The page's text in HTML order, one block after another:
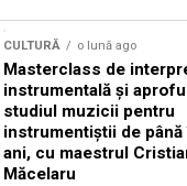
CULTURĂ o lună ago
Masterclass de
instrumentală și
studiul muzicii pentru
instrumentiștii de până
ani, cu maestrul
Măcelaru